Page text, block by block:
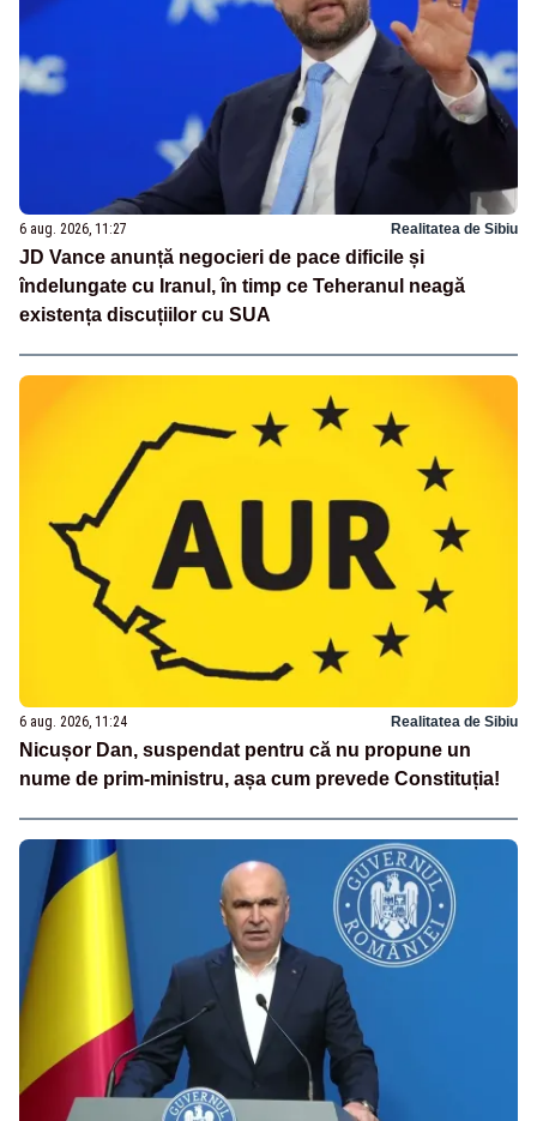
6 aug. 2026, 11:27 Realitatea de Sibiu
JD Vance anunță negocieri de pace dificile și
îndelungate cu Iranul, în timp ce Teheranul neagă
existența discuțiilor cu SUA
6 aug. 2026, 11:24 Realitatea de Sibiu
Nicușor Dan, suspendat pentru că nu propune un
nume de prim-ministru, așa cum prevede Constituția!